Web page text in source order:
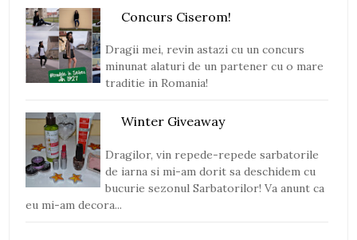
Concurs Ciserom!
Dragii mei, revin astazi cu un concurs
minunat alaturi de un partener cu o mare
traditie in Romania!
Winter Giveaway
Dragilor, vin repede-repede sarbatorile
de iarna si mi-am dorit sa deschidem cu
bucurie sezonul Sarbatorilor! Va anunt ca
eu mi-am decora...